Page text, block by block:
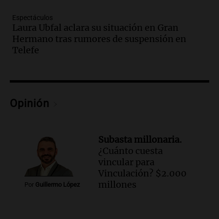
Episodios
Audio.Chile planteó mejorar la
conectividad fronteriza, aérea y digital
con Jujuy
qué crece el consumo de alimentos con
proteínas
Audio.
Investigan un asalto millonario a
la cooperativa Talamochita en Villa
María
Panorama Federal
Espectáculos
Laura Ubfal aclara su situación en Gran
Hermano tras rumores de suspensión en
Telefe
Opinión
Por Guillermo López
Subasta millonaria.
¿Cuánto cuesta
vincular para
Vinculación? $2.000
millones